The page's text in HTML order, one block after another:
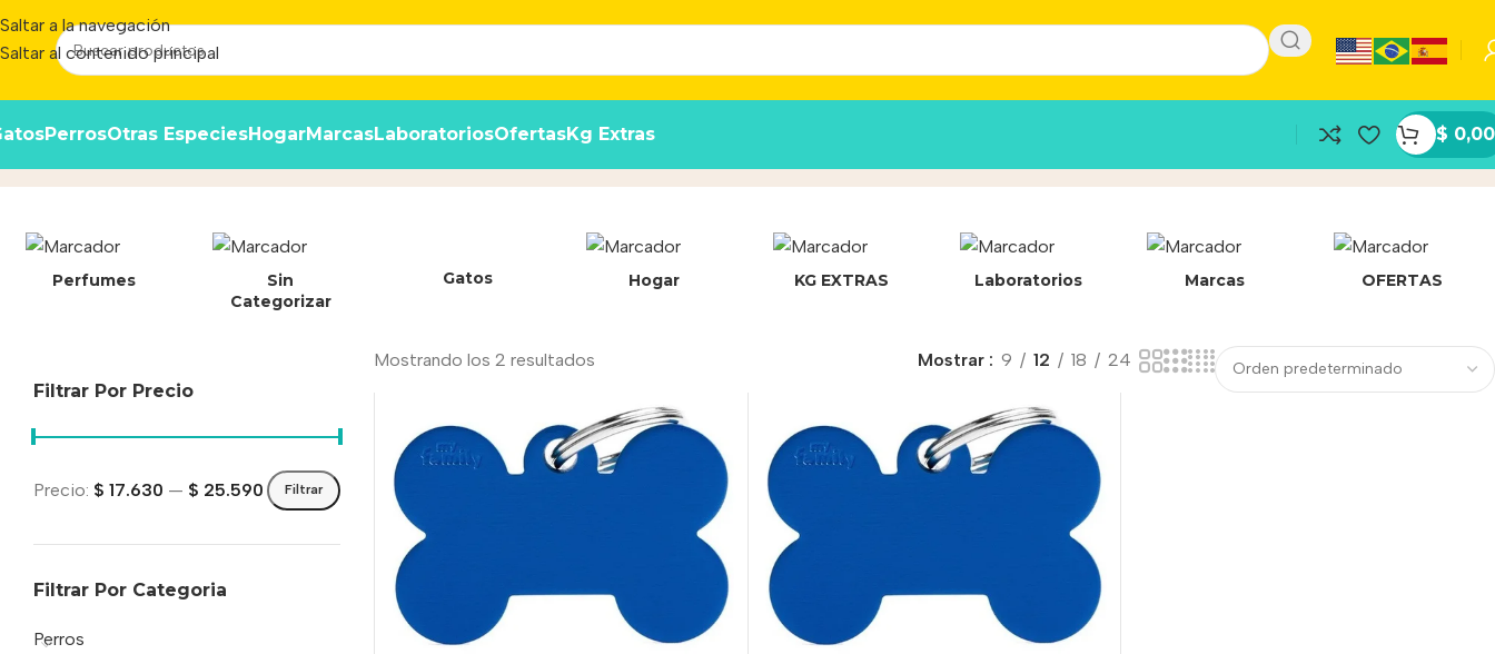
Saltar a la navegación
Saltar al contenido principal
PerrosOtras EspeciesHogarMarcasLaboratoriosOfertasKg Extras $ 0,00
HUESO ALUMINIO XLARGE
Perfumes
Sin
Categorizar
Gatos Hogar KG EXTRAS Laboratorios Marcas OFERTAS
Filtrar Por Precio
Filtrar
Precio: $ 17.630 — $ 25.590
Filtrar Por Categoria
Perros
Mostrando los 2 resultados Mostrar 9 12 18 24